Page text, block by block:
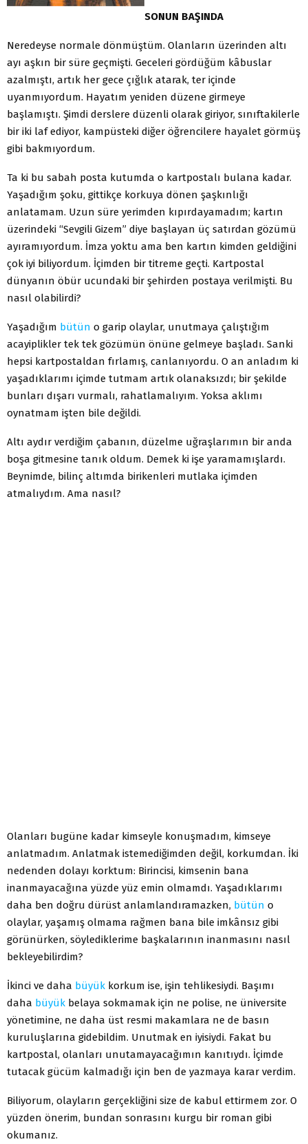
SONUN BAŞINDA
Neredeyse normale dönmüştüm. Olanların üzerinden altı
ayı aşkın bir süre geçmişti. Geceleri gördüğüm kâbuslar
azalmıştı, artık her gece çığlık atarak, ter içinde
uyanmıyordum. Hayatım yeniden düzene girmeye
başlamıştı. Şimdi derslere düzenli olarak giriyor, sınıftakilerle
bir iki laf ediyor, kampüsteki diğer öğrencilere hayalet görmüş
gibi bakmıyordum.
Ta ki bu sabah posta kutumda o kartpostalı bulana kadar.
Yaşadığım şoku, gittikçe korkuya dönen şaşkınlığı
anlatamam. Uzun süre yerimden kıpırdayamadım; kartın
üzerindeki “Sevgili Gizem” diye başlayan üç satırdan gözümü
ayıramıyordum. İmza yoktu ama ben kartın kimden geldiğini
çok iyi biliyordum. İçimden bir titreme geçti. Kartpostal
dünyanın öbür ucundaki bir şehirden postaya verilmişti. Bu
nasıl olabilirdi?
Yaşadığım bütün o garip olaylar, unutmaya çalıştığım
acayiplikler tek tek gözümün önüne gelmeye başladı. Sanki
hepsi kartpostaldan fırlamış, canlanıyordu. O an anladım ki
yaşadıklarımı içimde tutmam artık olanaksızdı; bir şekilde
bunları dışarı vurmalı, rahatlamalıyım. Yoksa aklımı
oynatmam işten bile değildi.
Altı aydır verdiğim çabanın, düzelme uğraşlarımın bir anda
boşa gitmesine tanık oldum. Demek ki işe yaramamışlardı.
Beynimde, bilinç altımda birikenleri mutlaka içimden
atmalıydım. Ama nasıl?
Olanları bugüne kadar kimseyle konuşmadım, kimseye
anlatmadım. Anlatmak istemediğimden değil, korkumdan. İki
nedenden dolayı korktum: Birincisi, kimsenin bana
inanmayacağına yüzde yüz emin olmamdı. Yaşadıklarımı
daha ben doğru dürüst anlamlandıramazken, bütün o
olaylar, yaşamış olmama rağmen bana bile imkânsız gibi
görünürken, söylediklerime başkalarının inanmasını nasıl
bekleyebilirdim?
İkinci ve daha büyük korkum ise, işin tehlikesiydi. Başımı
daha büyük belaya sokmamak için ne polise, ne üniversite
yönetimine, ne daha üst resmi makamlara ne de basın
kuruluşlarına gidebildim. Unutmak en iyisiydi. Fakat bu
kartpostal, olanları unutamayacağımın kanıtıydı. İçimde
tutacak gücüm kalmadığı için ben de yazmaya karar verdim.
Biliyorum, olayların gerçekliğini size de kabul ettirmem zor. O
yüzden önerim, bundan sonrasını kurgu bir roman gibi
okumanız.